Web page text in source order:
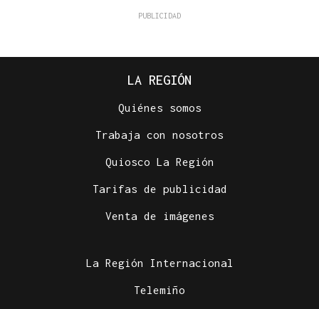
LA REGIÓN
Quiénes somos
Trabaja con nosotros
Quiosco La Región
Tarifas de publicidad
Venta de imágenes
La Región Internacional
Telemiño